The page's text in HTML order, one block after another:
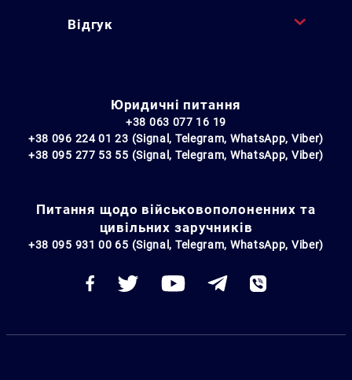
Відгук
Юридичні питання
+38 063 077 16 19
+38 096 224 01 23 (Signal, Telegram, WhatsApp, Viber)
+38 095 277 53 55 (Signal, Telegram, WhatsApp, Viber)
Питання щодо військовополоненних та
цивільних заручників
+38 095 931 00 65 (Signal, Telegram, WhatsApp, Viber)